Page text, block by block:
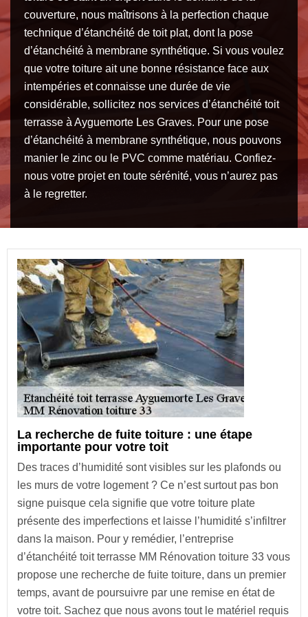
couverture, nous maîtrisons à la perfection chaque
technique d’étanchéité de toit plat, dont la pose
d’étanchéité à membrane synthétique. Si vous voulez
que votre toiture ait une bonne résistance face aux
intempéries et connaisse une durée de vie
considérable, sollicitez nos services d’étanchéité toit
terrasse à Ayguemorte Les Graves. Pour une pose
d’étanchéité à membrane synthétique, nous pouvons
manier le zinc ou le PVC comme matériau. Confiez-
nous votre projet en toute sérénité, vous n’aurez pas
à le regretter.
La recherche de fuite toiture : une étape
importante pour votre toit
Des traces d’humidité sont visibles sur les plafonds ou
les murs de votre logement ? Ce n’est surtout pas bon
signe puisque cela signifie que votre toiture plate
présente des imperfections et laisse l’humidité s’infiltrer
dans la maison. Pour y remédier, l’entreprise
d’étanchéité toit terrasse MM Rénovation toiture 33 vous
propose une recherche de fuite toiture, dans un premier
temps, avant de poursuivre par une remise en état de
votre toit. Sachez que nous avons tout le matériel requis